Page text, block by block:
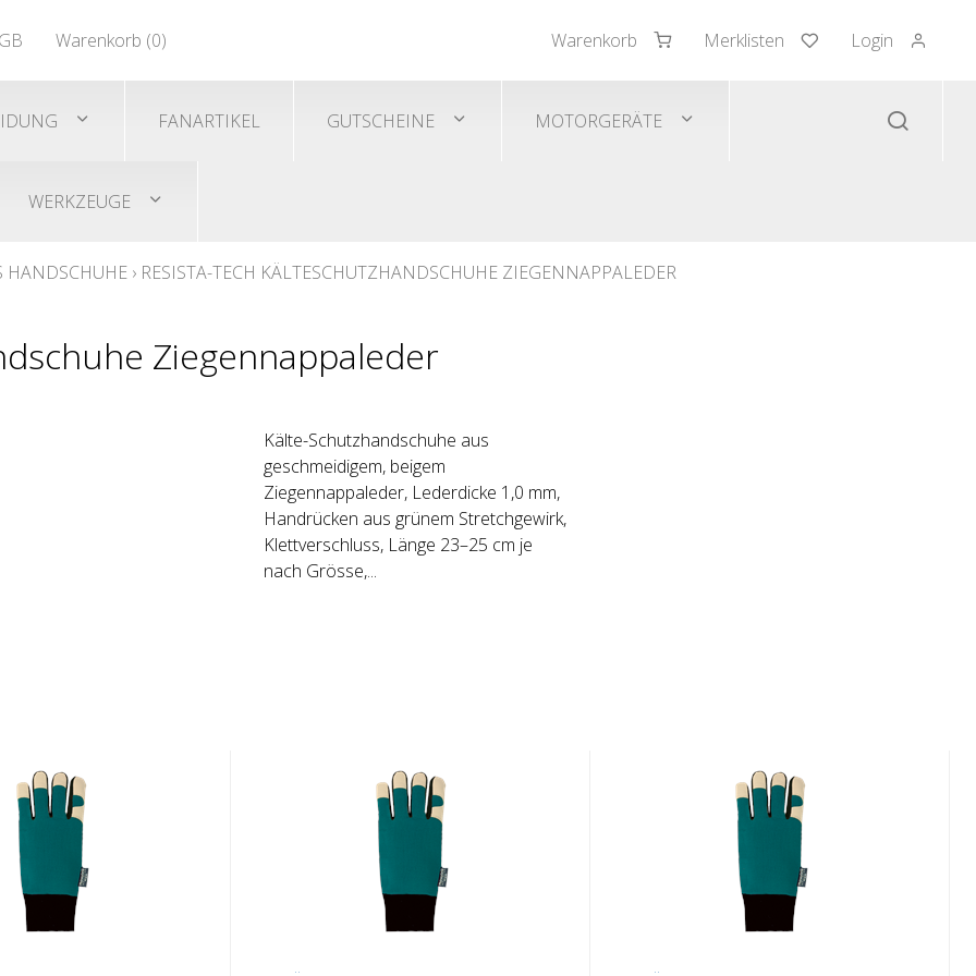
Warenkorb Merklisten Login
Warenkorb (0)
FANARTIKEL GUTSCHEINE MOTORGERÄTE
WERKZEUGE
HANDSCHUHE › RESISTA-TECH KÄLTESCHUTZHANDSCHUHE ZIEGENNAPPALEDER
Ziegennappaleder
Kälte-Schutzhandschuhe aus
geschmeidigem, beigem
Ziegennappaleder, Lederdicke 1,0 mm,
Handrücken aus grünem Stretchgewirk,
Klettverschluss, Länge 23–25 cm je
nach Grösse,...